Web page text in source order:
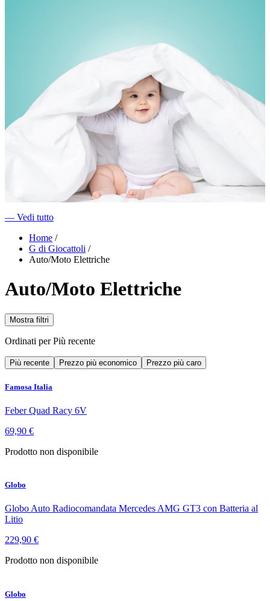
― Vedi tutto
Home /
G di Giocattoli /
Auto/Moto Elettriche
Auto/Moto Elettriche
Mostra filtri
Ordinati perPiù recente
Più recente Prezzo più economico Prezzo più caro
Famosa Italia
Feber Quad Racy 6V
69,90 €
Prodotto non disponibile
Globo
Globo Auto Radiocomandata Mercedes AMG GT3 con Batteria al
Litio
229,90 €
Prodotto non disponibile
Globo